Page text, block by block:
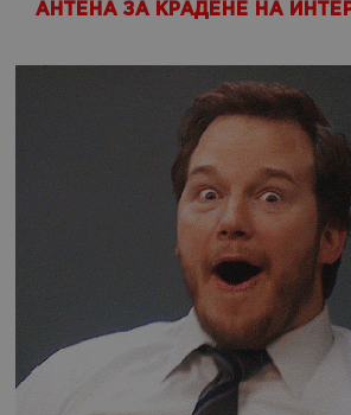
АНТЕНА ЗА КРАДЕНЕ НА